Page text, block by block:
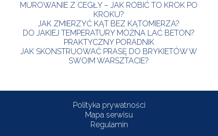
MUROWANIE Z CEGŁY – JAK ROBIĆ TO KROK PO
KROKU?
JAK ZMIERZYĆ KĄT BEZ KĄTOMIERZA?
DO JAKIEJ TEMPERATURY MOŻNA LAĆ BETON?
PRAKTYCZNY PORADNIK
JAK SKONSTRUOWAĆ PRASĘ DO BRYKIETÓW W
SWOIM WARSZTACIE?
Polityka prywatności
Mapa serwisu
Regulamin